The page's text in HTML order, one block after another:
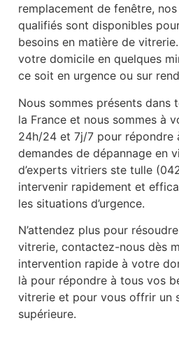
remplacement de fenêtre,
qualifiés sont disponibles
besoins en matière de
votre domicile en quelques
ce soit en urgence ou sur
Nous sommes présents dans
la France et nous sommes à
24h/24 et 7j/7 pour répondre
demandes de dépannage en
d’experts vitriers ste tulle
intervenir rapidement et
les situations d’urgence.
N’attendez plus pour
vitrerie, contactez-nous dès
intervention rapide à votre
là pour répondre à tous vos
vitrerie et pour vous offrir un
supérieure.